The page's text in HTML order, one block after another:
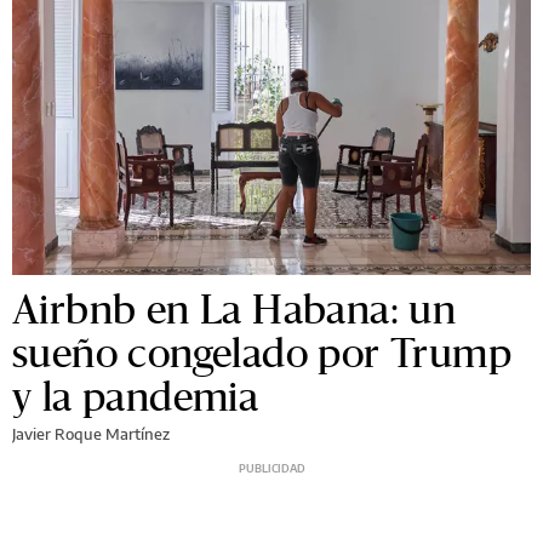
Airbnb en La Habana: un
sueño congelado por Trump
y la pandemia
Javier Roque Martínez